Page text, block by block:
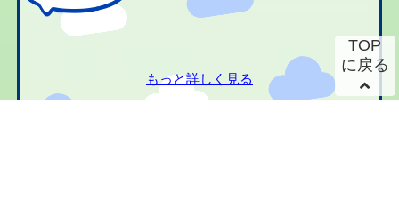
もっと詳しく見る
TOP
に戻る